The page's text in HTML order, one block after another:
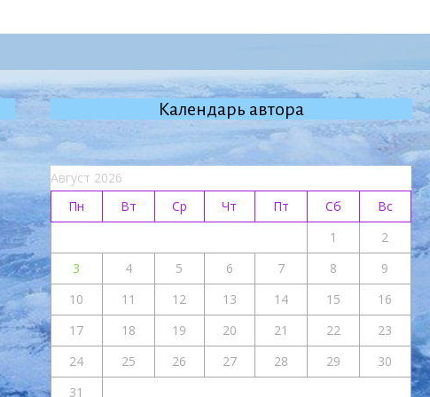
Календарь автора
Август 2026
Пн
Вт Ср Чт Пт Сб
Вс
1
2
3
4 5 6 7 8
9
10
11 12 13 14 15
16
17
18 19 20 21 22
23
24
25 26 27 28 29
30
31